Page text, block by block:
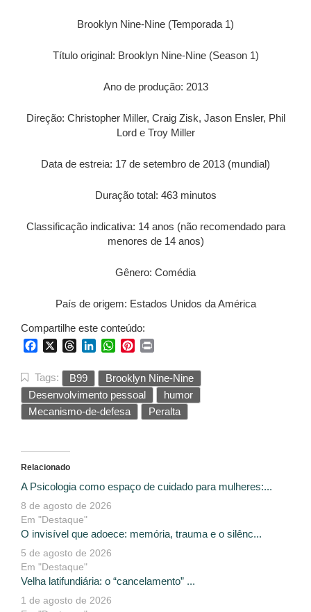
Brooklyn Nine-Nine (Temporada 1)
Título original: Brooklyn Nine-Nine (Season 1)
Ano de produção: 2013
Direção: Christopher Miller, Craig Zisk, Jason Ensler, Phil
Lord e Troy Miller
Data de estreia: 17 de setembro de 2013 (mundial)
Duração total: 463 minutos
Classificação indicativa: 14 anos (não recomendado para
menores de 14 anos)
Gênero: Comédia
País de origem: Estados Unidos da América
Compartilhe este conteúdo:
FacebookThreadsLinkedInWhatsApp
Pinterest
Tags: B99
Brooklyn Nine-Nine
Desenvolvimento pessoal
humor
Mecanismo-de-defesa
Peralta
Relacionado
A Psicologia como espaço de cuidado para mulheres:...
8 de agosto de 2026
Em "Destaque"
O invisível que adoece: memória, trauma e o silênc...
5 de agosto de 2026
Em "Destaque"
Velha latifundiária: o “cancelamento” ...
1 de agosto de 2026